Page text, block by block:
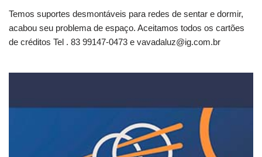
Temos suportes desmontáveis para redes de sentar e dormir,
acabou seu problema de espaço. Aceitamos todos os cartões
de créditos Tel . 83 99147-0473 e vavadaluz@ig.com.br